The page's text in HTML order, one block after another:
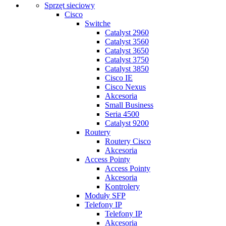
Sprzęt sieciowy
Cisco
Switche
Catalyst 2960
Catalyst 3560
Catalyst 3650
Catalyst 3750
Catalyst 3850
Cisco IE
Cisco Nexus
Akcesoria
Small Business
Seria 4500
Catalyst 9200
Routery
Routery Cisco
Akcesoria
Access Pointy
Access Pointy
Akcesoria
Kontrolery
Moduły SFP
Telefony IP
Telefony IP
Akcesoria